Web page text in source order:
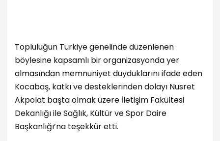
Topluluğun Türkiye genelinde düzenlenen
böylesine kapsamlı bir organizasyonda yer
almasından memnuniyet duyduklarını ifade eden
Kocabaş, katkı ve desteklerinden dolayı Nusret
Akpolat başta olmak üzere İletişim Fakültesi
Dekanlığı ile Sağlık, Kültür ve Spor Daire
Başkanlığı’na teşekkür etti.